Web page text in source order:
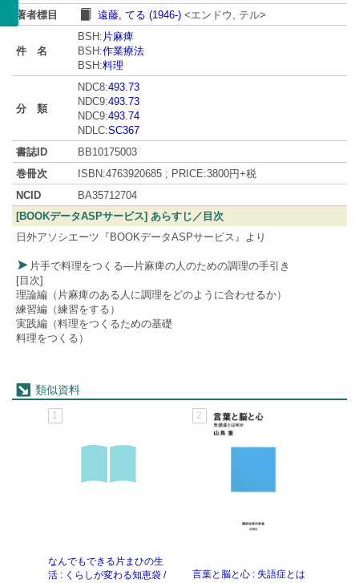
著者標目
遠藤, てる (1946-) <エンドウ, テル>
件 名
BSH: 片麻痺
BSH:作業療法
BSH:料理
分 類
NDC8:493.73
NDC9:493.73
NDC9:493.74
NDLC:SC367
書誌ID
BB10175003
巻冊次
ISBN:4763920685 ; PRICE:3800円+税
NCID
BA35712704
[BOOKデータASPサービス] あらすじ／目次
日外アソシエーツ『BOOKデータASPサービス』より
片手で料理をつくる―片麻痺の人のための調理の手引き
[目次]
理論編（片麻痺のある人に調理をどのように合わせるか）
練習編（練習をする）
実践編（料理をつくるための基礎
料理をつくる）
類似資料
1
なんでもできる片まひの生
活 : くらしが変わる知恵袋 /
2
言葉と脳と心 : 失語症とは